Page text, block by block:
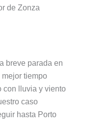
de Zonza
breve parada en
mejor tiempo
con lluvia y viento
caso
hasta Porto